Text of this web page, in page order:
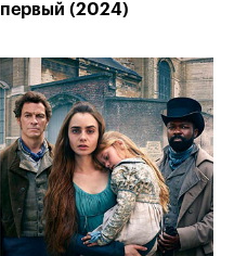
первый (2024)